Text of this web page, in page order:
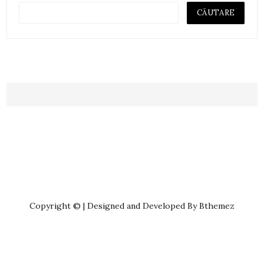
Copyright © | Designed and Developed By Bthemez